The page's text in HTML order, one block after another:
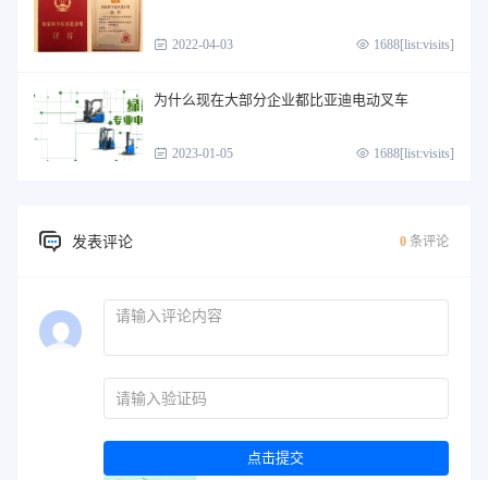
2022-04-03 1688[list:visits]
为什么现在大部分企业都比亚迪电动叉车
2023-01-05 1688[list:visits]
发表评论 0 条评论
点击提交